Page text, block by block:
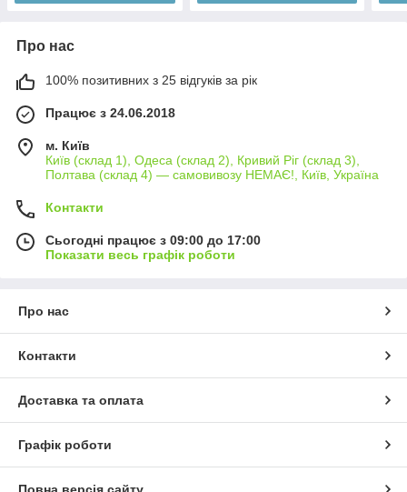
Про нас
100% позитивних з 25 відгуків за рік
Працює з 24.06.2018
м. Київ
Київ (склад 1), Одеса (склад 2), Кривий Ріг (склад 3),
Полтава (склад 4) — самовивозу НЕМАЄ!, Київ, Україна
Контакти
Сьогодні працює з 09:00 до 17:00
Показати весь графік роботи
Про нас
Контакти
Доставка та оплата
Графік роботи